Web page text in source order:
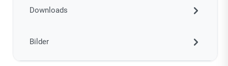
Downloads
Bilder